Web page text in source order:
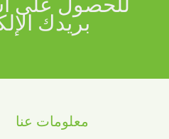
معلومات عنا